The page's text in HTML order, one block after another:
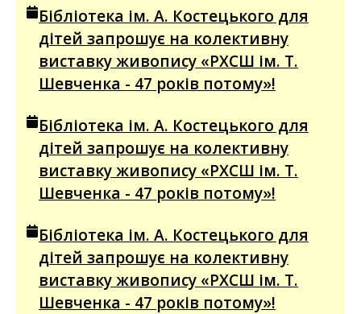
Бібліотека ім. А. Костецького для
дітей запрошує на колективну
виставку живопису «РХСШ ім. Т.
Шевченка - 47 років потому»!
Бібліотека ім. А. Костецького для
дітей запрошує на колективну
виставку живопису «РХСШ ім. Т.
Шевченка - 47 років потому»!
Бібліотека ім. А. Костецького для
дітей запрошує на колективну
виставку живопису «РХСШ ім. Т.
Шевченка - 47 років потому»!